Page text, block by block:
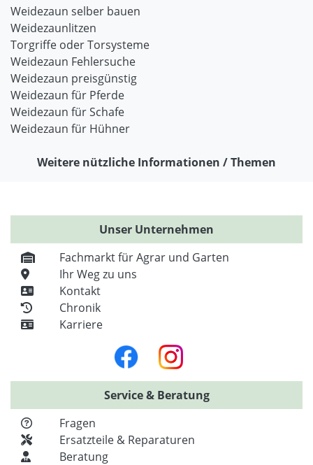
Weidezaun selber bauen
Weidezaunlitzen
Torgriffe oder Torsysteme
Weidezaun Fehlersuche
Weidezaun preisgünstig
Weidezaun für Pferde
Weidezaun für Schafe
Weidezaun für Hühner
Weitere nützliche Informationen / Themen
Unser Unternehmen
Fachmarkt für Agrar und Garten
Ihr Weg zu uns
Kontakt
Chronik
Karriere
Service & Beratung
Fragen
Ersatzteile & Reparaturen
Beratung